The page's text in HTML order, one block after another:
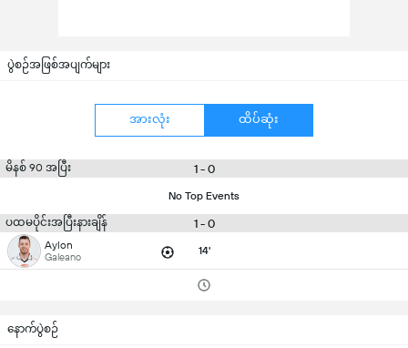
ပွဲစဉ်အဖြစ်အပျက်များ
အားလုံး ထိပ်ဆုံး
မိနစ် 90 အပြီး 1 - 0
No Top Events
ပထမပိုင်းအပြီးနားချိန် 1 - 0
Aylon
Galeano 14'
နောက်ပွဲစဉ်